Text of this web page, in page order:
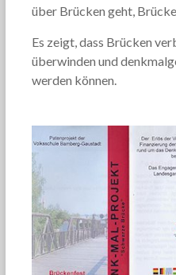
über Brücken geht,
Es zeigt, dass Brücken
überwinden und
werden können.